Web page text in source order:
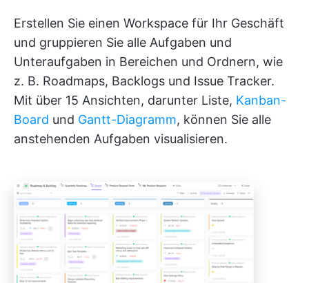
Erstellen Sie einen Workspace für Ihr Geschäft
und gruppieren Sie alle Aufgaben und
Unteraufgaben in Bereichen und Ordnern, wie
z. B. Roadmaps, Backlogs und Issue Tracker.
Mit über 15 Ansichten, darunter Liste, Kanban-
Board und Gantt-Diagramm, können Sie alle
anstehenden Aufgaben visualisieren.